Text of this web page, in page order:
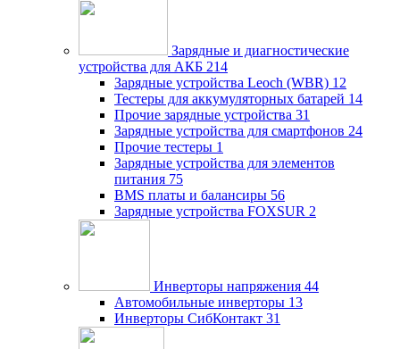
Зарядные и диагностические
устройства для АКБ 214
Зарядные устройства Leoch (WBR) 12
Тестеры для аккумуляторных батарей 14
Прочие зарядные устройства 31
Зарядные устройства для смартфонов 24
Прочие тестеры 1
Зарядные устройства для элементов
питания 75
BMS платы и балансиры 56
Зарядные устройства FOXSUR 2
Инверторы напряжения 44
Автомобильные инверторы 13
Инверторы СибКонтакт 31